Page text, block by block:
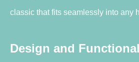
classic that fits seamlessly into any
Design and